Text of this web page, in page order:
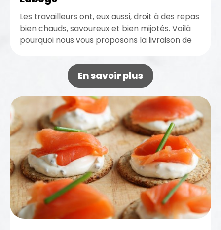
Les travailleurs ont, eux aussi, droit à des repas
bien chauds, savoureux et bien mijotés. Voilà
pourquoi nous vous proposons la livraison de
En savoir plus